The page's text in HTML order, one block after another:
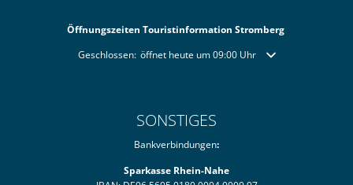
Öffnungszeiten Touristinformation Stromberg
Klicken, um weitere Öffnungs- oder Schließzeiten
Geschlossen: öffnet heute um 09:00 Uhr
SONSTIGES
Bankverbindungen:
Sparkasse Rhein-Nahe